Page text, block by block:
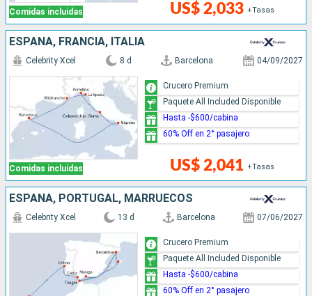
Comidas incluidas US$ 2,033 +Tasas
ESPAÑA, FRANCIA, ITALIA
Comidas incluidas
Celebrity Xcel 8 d Barcelona 04/09/2027
US$ 2,041 +Tasas
Crucero Premium
Paquete All Included Disponible
Hasta -$600/cabina
60% Off en 2° pasajero
ESPAÑA, PORTUGAL, MARRUECOS
Celebrity Xcel 13 d Barcelona 07/06/2027
Crucero Premium
Paquete All Included Disponible
Hasta -$600/cabina
60% Off en 2° pasajero